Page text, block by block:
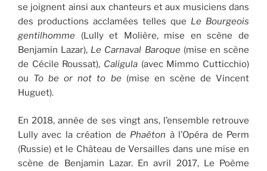
se joignent ainsi aux chanteurs et aux musiciens dans
des productions acclamées telles que Le Bourgeois
gentilhomme (Lully et Molière, mise en scène de
Benjamin Lazar), Le Carnaval Baroque(mise en scène
de Cécile Roussat), Caligula (avec Mimmo Cutticchio)
ou To be or not to be(mise en scène de Vincent
Huguet).
En 2018, année de ses vingt ans, l’ensemble retrouve
Lully avec la création de Phaéton à l’Opéra de Perm
(Russie) et le Château de Versailles dans une mise en
scène de Benjamin Lazar. En avril 2017, Le Poème